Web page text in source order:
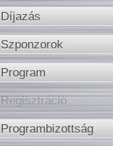
Díjazás
Szponzorok
Program
Regisztráció
Programbizottság